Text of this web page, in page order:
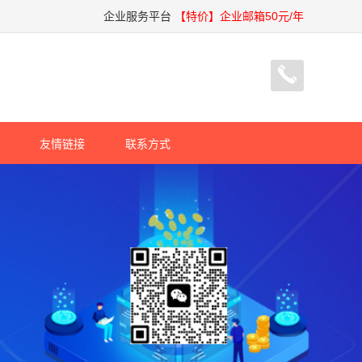
企业服务平台 【特价】企业邮箱50元/年
友情链接 联系方式